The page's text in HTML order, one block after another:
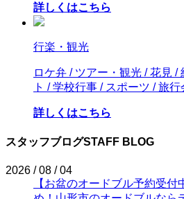
詳しくはこちら
行楽・観光
ロケ弁 / ツアー・観光 / 花見 /
ト / 学校行事 / スポーツ / 旅行
詳しくはこちら
スタッフブログSTAFF BLOG
2026 / 08 / 04
【お盆のオードブル予約受